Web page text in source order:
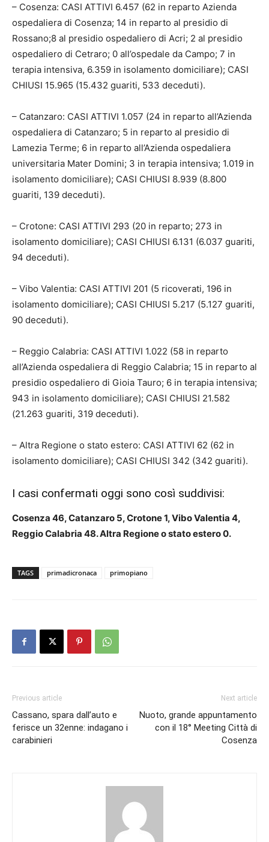
– Cosenza: CASI ATTIVI 6.457 (62 in reparto Azienda
ospedaliera di Cosenza; 14 in reparto al presidio di
Rossano;8 al presidio ospedaliero di Acri; 2 al presidio
ospedaliero di Cetraro; 0 all’ospedale da Campo; 7 in
terapia intensiva, 6.359 in isolamento domiciliare); CASI
CHIUSI 15.965 (15.432 guariti, 533 deceduti).
– Catanzaro: CASI ATTIVI 1.057 (24 in reparto all’Azienda
ospedaliera di Catanzaro; 5 in reparto al presidio di
Lamezia Terme; 6 in reparto all’Azienda ospedaliera
universitaria Mater Domini; 3 in terapia intensiva; 1.019 in
isolamento domiciliare); CASI CHIUSI 8.939 (8.800
guariti, 139 deceduti).
– Crotone: CASI ATTIVI 293 (20 in reparto; 273 in
isolamento domiciliare); CASI CHIUSI 6.131 (6.037 guariti,
94 deceduti).
– Vibo Valentia: CASI ATTIVI 201 (5 ricoverati, 196 in
isolamento domiciliare); CASI CHIUSI 5.217 (5.127 guariti,
90 deceduti).
– Reggio Calabria: CASI ATTIVI 1.022 (58 in reparto
all’Azienda ospedaliera di Reggio Calabria; 15 in reparto al
presidio ospedaliero di Gioia Tauro; 6 in terapia intensiva;
943 in isolamento domiciliare); CASI CHIUSI 21.582
(21.263 guariti, 319 deceduti).
– Altra Regione o stato estero: CASI ATTIVI 62 (62 in
isolamento domiciliare); CASI CHIUSI 342 (342 guariti).
I casi confermati oggi sono così suddivisi:
Cosenza 46, Catanzaro 5, Crotone 1, Vibo Valentia 4,
Reggio Calabria 48. Altra Regione o stato estero 0.
TAGS primadicronaca primopiano
Previous article
Cassano, spara dall’auto e
ferisce un 32enne: indagano i
carabinieri
Next article
Nuoto, grande appuntamento
con il 18° Meeting Città di
Cosenza